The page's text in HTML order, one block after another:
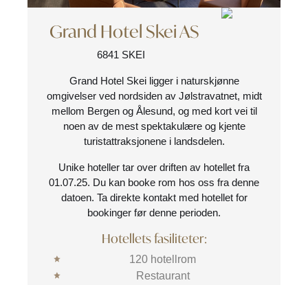
Grand Hotel Skei AS
6841 SKEI
Grand Hotel Skei ligger i naturskjønne
omgivelser ved nordsiden av Jølstravatnet, midt
mellom Bergen og Ålesund, og med kort vei til
noen av de mest spektakulære og kjente
turistattraksjonene i landsdelen.
Unike hoteller tar over driften av hotellet fra
01.07.25. Du kan booke rom hos oss fra denne
datoen. Ta direkte kontakt med hotellet for
bookinger før denne perioden.
Hotellets fasiliteter:
120 hotellrom
Restaurant